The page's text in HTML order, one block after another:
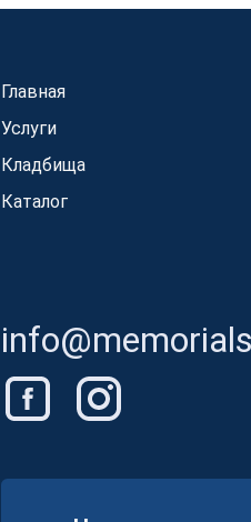
Главная
Услуги
Кладбища
Каталог